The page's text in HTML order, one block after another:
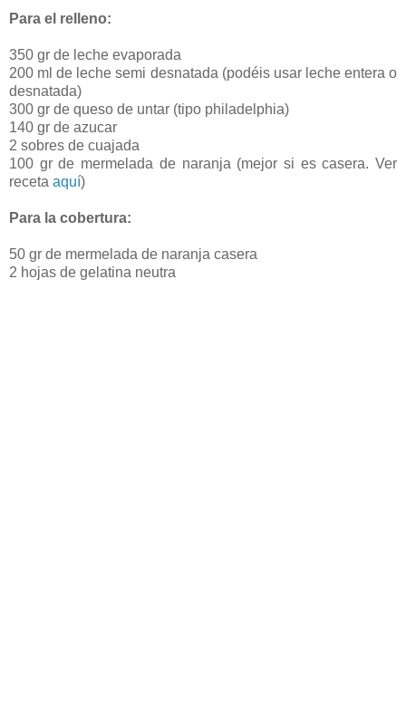
Para el relleno:
350 gr de leche evaporada
200 ml de leche semi desnatada (podéis usar leche entera o
desnatada)
300 gr de queso de untar (tipo philadelphia)
140 gr de azucar
2 sobres de cuajada
100 gr de mermelada de naranja (mejor si es casera. Ver
receta aquí)
Para la cobertura:
50 gr de mermelada de naranja casera
2 hojas de gelatina neutra